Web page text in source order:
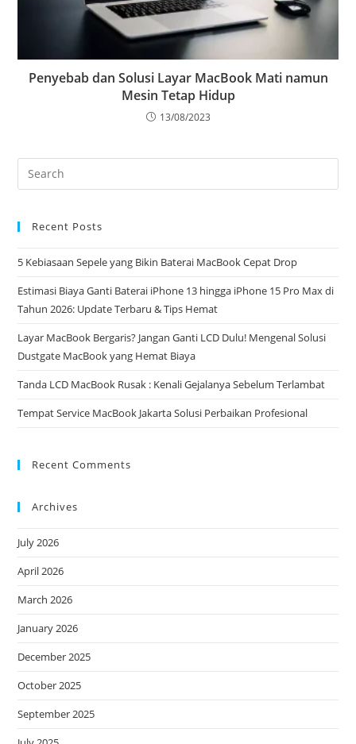
Penyebab dan Solusi Layar MacBook Mati namun
Mesin Tetap Hidup
13/08/2023
Recent Posts
5 Kebiasaan Sepele yang Bikin Baterai MacBook Cepat Drop
Estimasi Biaya Ganti Baterai iPhone 13 hingga iPhone 15 Pro Max di
Tahun 2026: Update Terbaru & Tips Hemat
Layar MacBook Bergaris? Jangan Ganti LCD Dulu! Mengenal Solusi
Dustgate MacBook yang Hemat Biaya
Tanda LCD MacBook Rusak : Kenali Gejalanya Sebelum Terlambat
Tempat Service MacBook Jakarta Solusi Perbaikan Profesional
Recent Comments
Archives
July 2026
April 2026
March 2026
January 2026
December 2025
October 2025
September 2025